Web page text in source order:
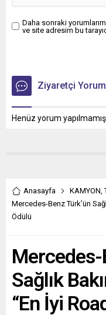
Daha sonraki
ve site adresim bu
Ziyaretçi
Henüz yorum yapılmamış.
Anasayfa KAMYON ,
Mercedes-Benz Türk’ün
Ödülü
Mercedes-
Sağlık
“En İyi